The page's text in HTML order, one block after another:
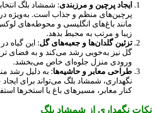
ایجاد پرچین و مرزبندی: شمشاد بلگ
پرچین‌های منظم و جذاب است. به‌ویژه
مانند باغ‌های انگلیسی و محوطه‌های
زیبا و مرتب به محیط بدهد.
تزئین گلدان‌ها و جعبه‌های گل: این گیاه
گل نیز به‌خوبی رشد می‌کند و به فضای
ورودی منزل جلوه‌ای خاص می‌بخشد.
طراحی معابر و حاشیه‌ها: به دلیل رشد
نگهداری، شمشاد بلگ می‌تواند برای ایجاد
کنار معابر، مسیرهای باغ یا استخرها
نکات نگهداری از شمشاد بلگ